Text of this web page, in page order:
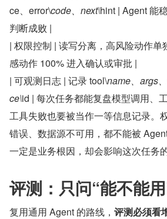
ce、error\code、next\hint | Agent 能
判断成败 |
| 权限控制 | 读写分离，高风险动作单
感动作 100% 进入确认或审批 |
| 可观测日志 | 记录 tool\name、args
ce\id | 每次任务都能复盘模型调用、
工具失败也要被当作一等信息记录。
错误、数据源不可用，都不能被
一定是业务根因，却会影响这次任务
评测：只问“能不能
复用通用 Agent 的路线，​ 评测必须看